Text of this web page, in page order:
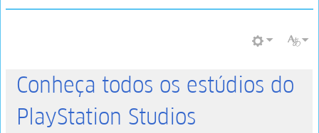
Conheça todos os estúdios do
PlayStation Studios